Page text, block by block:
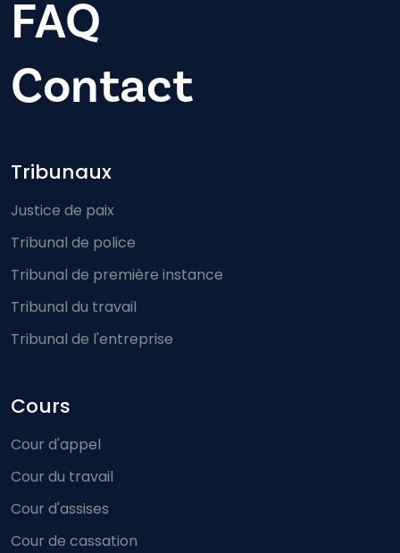
FAQ
Contact
Footer-menu
Tribunaux
Justice de paix
Tribunal de police
Tribunal de première instance
Tribunal du travail
Tribunal de l'entreprise
Cours
Cour d'appel
Cour du travail
Cour d'assises
Cour de cassation